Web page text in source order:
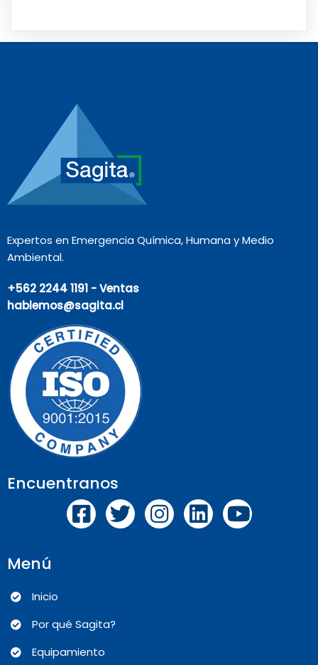
Expertos en Emergencia Química, Humana y Medio
Ambiental.
+562 2244 1191 - Ventas
hablemos@sagita.cl
Encuentranos
Menú
Inicio
Por qué Sagita?
Equipamiento